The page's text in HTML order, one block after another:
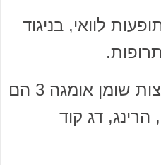
לוואי, בניגוד
מקורות המכילים חומצות שומן אומגה 3 הם
הרינג, דג קוד